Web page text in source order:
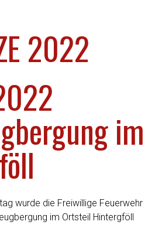
2022
im
wurde die Freiwillige Feuerwehr
im Ortsteil Hintergföll